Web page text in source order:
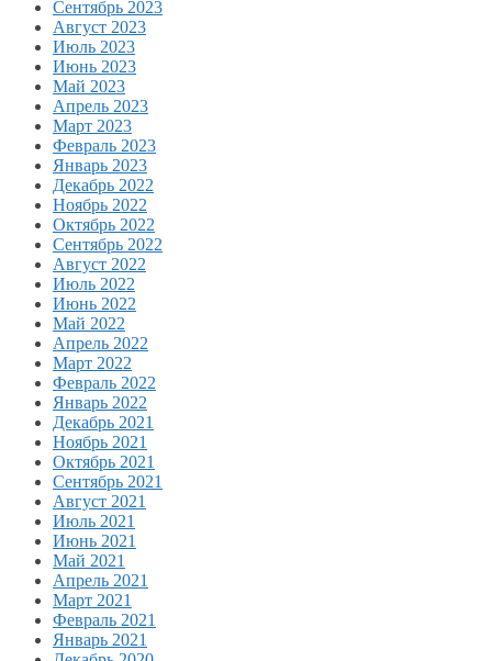
Сентябрь 2023
Август 2023
Июль 2023
Июнь 2023
Май 2023
Апрель 2023
Март 2023
Февраль 2023
Январь 2023
Декабрь 2022
Ноябрь 2022
Октябрь 2022
Сентябрь 2022
Август 2022
Июль 2022
Июнь 2022
Май 2022
Апрель 2022
Март 2022
Февраль 2022
Январь 2022
Декабрь 2021
Ноябрь 2021
Октябрь 2021
Сентябрь 2021
Август 2021
Июль 2021
Июнь 2021
Май 2021
Апрель 2021
Март 2021
Февраль 2021
Январь 2021